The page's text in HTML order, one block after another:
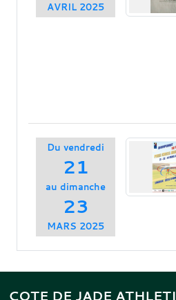
AVRIL 2025
Duvendredi
21
audimanche
23
MARS 2025
COTE DE JADE